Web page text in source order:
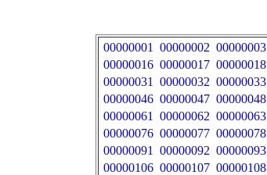
00000001
00000002 00000003
00000016 00000017 00000018
00000031
00000032 00000033
00000046 00000047 00000048
00000061
00000062 00000063
00000076 00000077 00000078
00000091
00000092 00000093
00000106 00000107 00000108